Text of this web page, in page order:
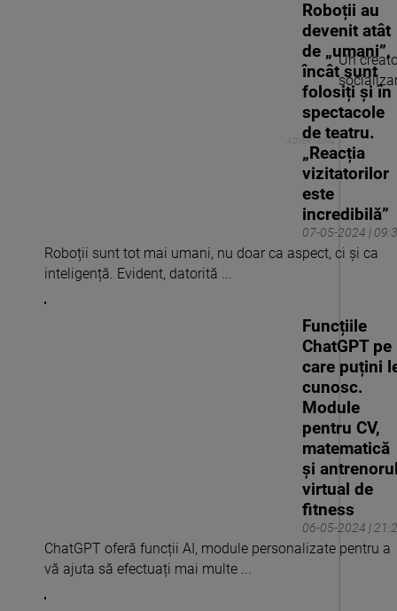
07-05-2024 |
Roboții au
devenit atât
de „umani”,
încât sunt
folosiți și în
spectacole
de teatru.
„Reacția
vizitatorilor
este
incredibilă”
Roboții sunt tot mai umani, nu doar ca aspect, ci și ca
inteligență. Evident, datorită ...
06-05-2024 |
Funcțiile
ChatGPT pe
care puțini
cunosc.
Module
pentru CV,
matematică
și
virtual de
fitness
ChatGPT oferă funcții AI, module personalizate pentru a
vă ajuta să efectuați mai multe ...
Un